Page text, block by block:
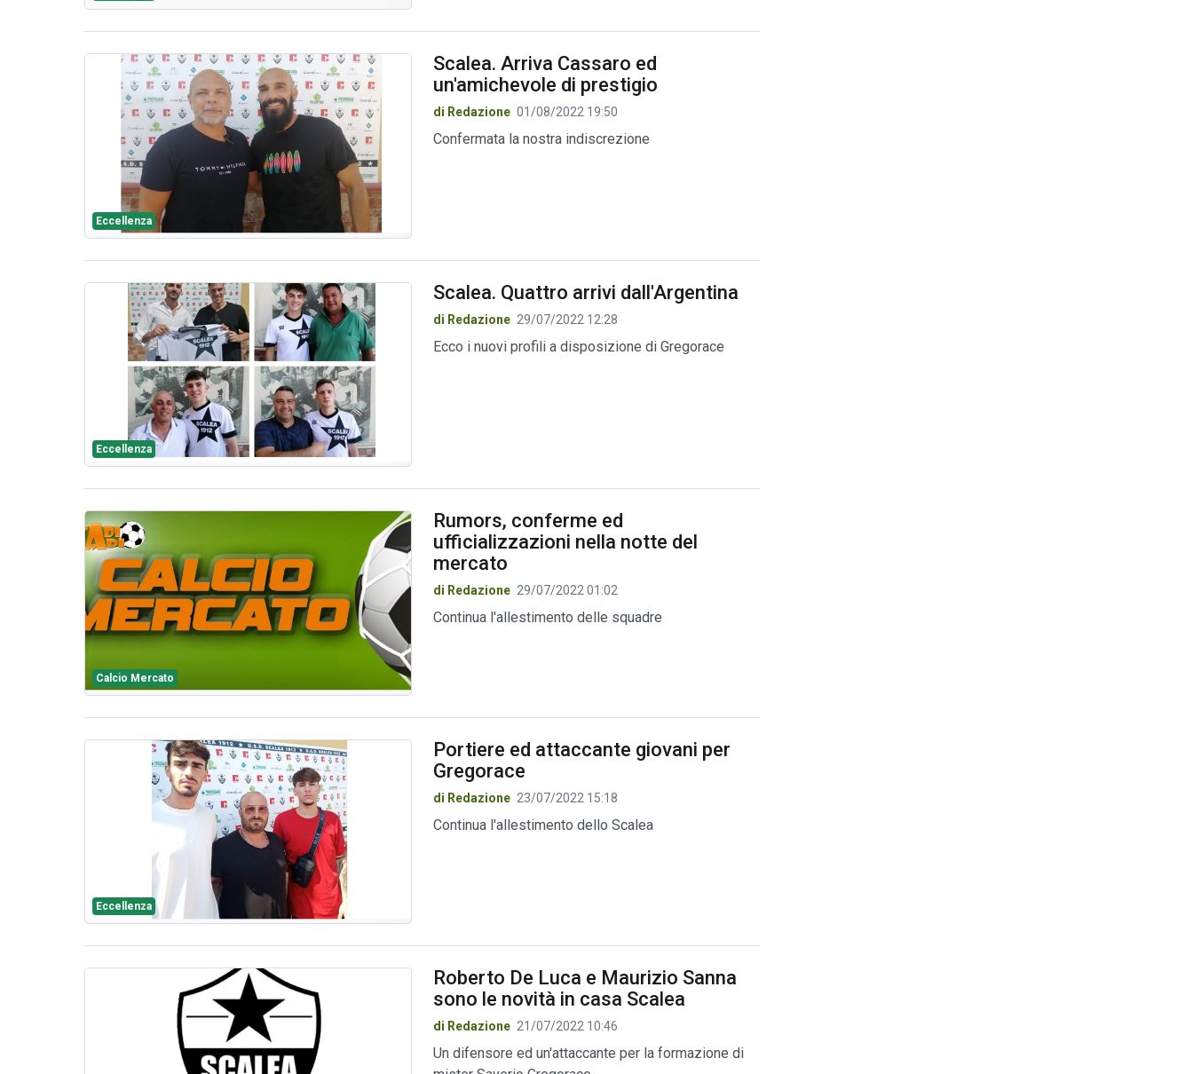
Eccellenza
Scalea. Arriva Cassaro ed
un'amichevole di prestigio
di Redazione 01/08/2022 19:50
Confermata la nostra indiscrezione
Eccellenza
Scalea. Quattro arrivi dall'Argentina
di Redazione 29/07/2022 12:28
Ecco i nuovi profili a disposizione di Gregorace
Calcio Mercato
Rumors, conferme ed
ufficializzazioni nella notte del
mercato
di Redazione 29/07/2022 01:02
Continua l'allestimento delle squadre
Eccellenza
Portiere ed attaccante giovani per
Gregorace
di Redazione 23/07/2022 15:18
Continua l'allestimento dello Scalea
Roberto De Luca e Maurizio Sanna
sono le novità in casa Scalea
di Redazione 21/07/2022 10:46
Un difensore ed un'attaccante per la formazione di